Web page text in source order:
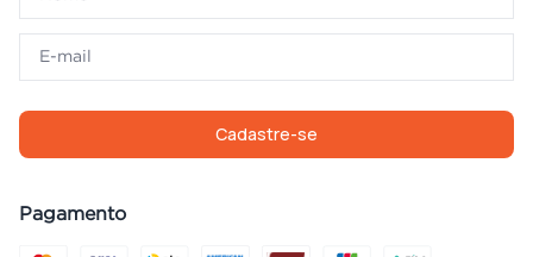
Cadastre-se
Pagamento